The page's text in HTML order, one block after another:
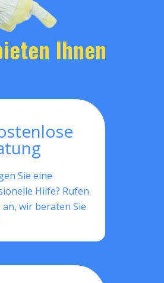
Ihnen
Sie eine
Hilfe? Rufen
an, wir beraten Sie